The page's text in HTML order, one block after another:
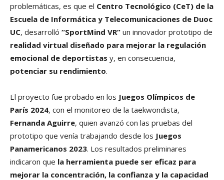
problemáticas, es que el Centro Tecnológico (CeT) de la
Escuela de Informática y Telecomunicaciones de Duoc
UC, desarrolló “SportMind VR” un innovador prototipo de
realidad virtual diseñado para mejorar la regulación
emocional de deportistas y, en consecuencia,
potenciar su rendimiento.
El proyecto fue probado en los Juegos Olímpicos de
París 2024, con el monitoreo de la taekwondista,
Fernanda Aguirre, quien avanzó con las pruebas del
prototipo que venía trabajando desde los Juegos
Panamericanos 2023. Los resultados preliminares
indicaron que la herramienta puede ser eficaz para
mejorar la concentración, la confianza y la capacidad